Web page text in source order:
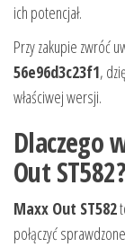
ich potencjał.
Przy zakupie zwróć
56e96d3c23f1,
właściwej wersji.
Dlaczego
Out ST582?
Maxx Out ST582
połączyć